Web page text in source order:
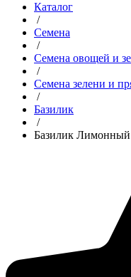
Каталог
/
Семена
/
Семена овощей и
/
Семена зелени и
/
Базилик
/
Базилик Лимонный